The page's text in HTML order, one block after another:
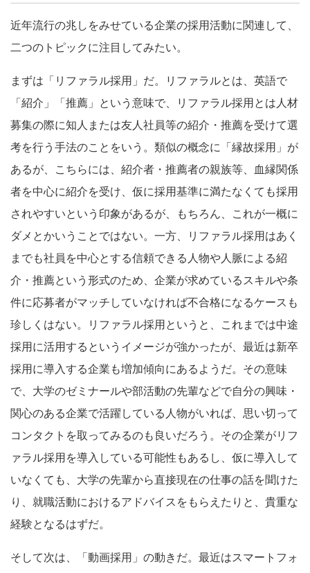
近年流行の兆しをみせている企業の採用活動に関連して、
二つのトピックに注目してみたい。
まずは「リファラル採用」だ。リファラルとは、英語で
「紹介」「推薦」という意味で、リファラル採用とは人材
募集の際に知人または友人社員等の紹介・推薦を受けて選
考を行う手法のことをいう。類似の概念に「縁故採用」が
あるが、こちらには、紹介者・推薦者の親族等、血縁関係
者を中心に紹介を受け、仮に採用基準に満たなくても採用
されやすいという印象があるが、もちろん、これが一概に
ダメとかいうことではない。一方、リファラル採用はあく
までも社員を中心とする信頼できる人物や人脈による紹
介・推薦という形式のため、企業が求めているスキルや条
件に応募者がマッチしていなければ不合格になるケースも
珍しくはない。リファラル採用というと、これまでは中途
採用に活用するというイメージが強かったが、最近は新卒
採用に導入する企業も増加傾向にあるようだ。その意味
で、大学のゼミナールや部活動の先輩などで自分の興味・
関心のある企業で活躍している人物がいれば、思い切って
コンタクトを取ってみるのも良いだろう。その企業がリフ
ァラル採用を導入している可能性もあるし、仮に導入して
いなくても、大学の先輩から直接現在の仕事の話を聞けた
り、就職活動におけるアドバイスをもらえたりと、貴重な
経験となるはずだ。
そして次は、「動画採用」の動きだ。最近はスマートフォ